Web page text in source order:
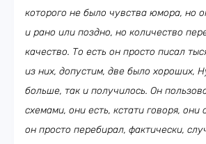
которого не было чувства юмора, но
и рано или поздно, но количество
качество. То есть он просто писал
из них, допустим, две было хороших,
больше, так и получилось. Он
схемами, они есть, кстати говоря,
он просто перебирал, фактически,